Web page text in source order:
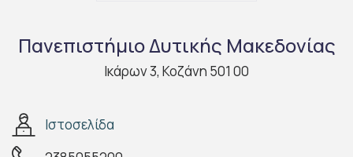
Πανεπιστήμιο Δυτικής Μακεδονίας
Ικάρων 3, Κοζάνη 501 00
Ιστοσελίδα